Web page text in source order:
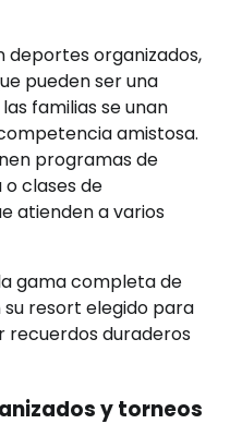
deportes organizados,
pueden ser una
familias se unan
amistosa.
programas de
clases de
atienden a varios
gama completa de
resort elegido para
recuerdos duraderos
y torneos